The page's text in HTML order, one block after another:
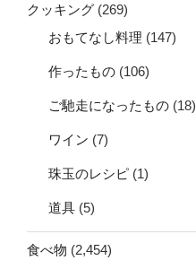
クッキング (269)
おもてなし料理 (147)
作ったもの (106)
ご馳走になったもの (18)
ワイン (7)
珠玉のレシピ (1)
道具 (5)
食べ物 (2,454)